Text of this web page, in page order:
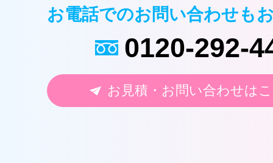
お電話でのお問い合わせも
0120-292-
お見積・お問い合わせは